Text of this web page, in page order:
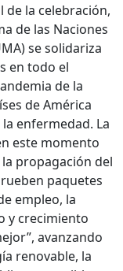
la celebración,
de las Naciones
se solidariza
en todo el
de la
de América
enfermedad. La
este momento
propagación del
paquetes
empleo, la
y crecimiento
avanzando
renovable, la